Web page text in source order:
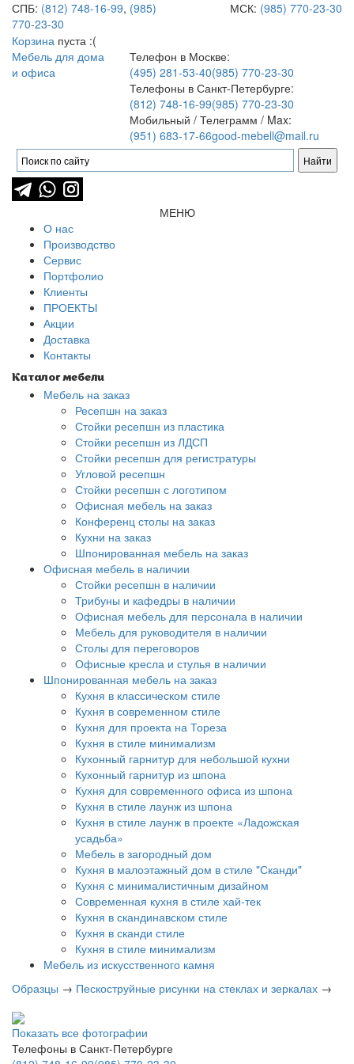
СПБ: (812) 748-16-99, (985)
770-23-30
МСК: (985) 770-23-30
Корзина пуста :(
Мебель для дома
и офиса
Телефон в Москве:
(495) 281-53-40(985) 770-23-30
Телефоны в Санкт-Петербурге:
(812) 748-16-99(985) 770-23-30
Мобильный / Телеграмм / Max:
(951) 683-17-66good-mebell@mail.ru
МЕНЮ
О нас
Производство
Сервис
Портфолио
Клиенты
ПРОЕКТЫ
Акции
Доставка
Контакты
Каталог мебели
Мебель на заказ
Ресепшн на заказ
Стойки ресепшн из пластика
Стойки ресепшн из ЛДСП
Стойки ресепшн для регистратуры
Угловой ресепшн
Стойки ресепшн с логотипом
Офисная мебель на заказ
Конференц столы на заказ
Кухни на заказ
Шпонированная мебель на заказ
Офисная мебель в наличии
Стойки ресепшн в наличии
Трибуны и кафедры в наличии
Офисная мебель для персонала в наличии
Мебель для руководителя в наличии
Столы для переговоров
Офисные кресла и стулья в наличии
Шпонированная мебель на заказ
Кухня в классическом стиле
Кухня в современном стиле
Кухня для проекта на Тореза
Кухня в стиле минимализм
Кухонный гарнитур для небольшой кухни
Кухонный гарнитур из шпона
Кухня для современного офиса из шпона
Кухня в стиле лаунж из шпона
Кухня в стиле лаунж в проекте «Ладожская
усадьба»
Мебель в загородный дом
Кухня в малоэтажный дом в стиле "Сканди"
Кухня с минималистичным дизайном
Современная кухня в стиле хай-тек
Кухня в скандинавском стиле
Кухня в сканди стиле
Кухня в стиле минимализм
Мебель из искусственного камня
Образцы → Пескоструйные рисунки на стеклах и зеркалах →
Показать все фотографии
Телефоны в Санкт-Петербурге